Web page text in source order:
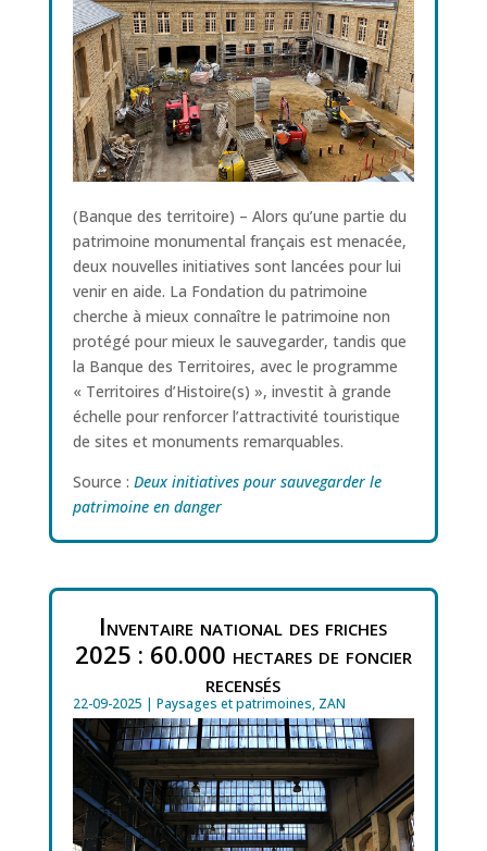
(Banque des territoire) – Alors qu’une partie du
patrimoine monumental français est menacée,
deux nouvelles initiatives sont lancées pour lui
venir en aide. La Fondation du patrimoine
cherche à mieux connaître le patrimoine non
protégé pour mieux le sauvegarder, tandis que
la Banque des Territoires, avec le programme
« Territoires d’Histoire(s) », investit à grande
échelle pour renforcer l’attractivité touristique
de sites et monuments remarquables.
Source : Deux initiatives pour sauvegarder le
patrimoine en danger
Inventaire national des friches
2025 : 60.000 hectares de foncier
recensés
22-09-2025 | Paysages et patrimoines, ZAN